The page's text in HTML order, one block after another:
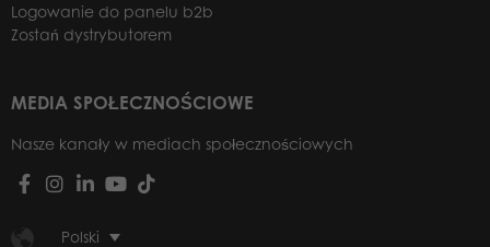
Logowanie do panelu b2b
Zostań dystrybutorem
MEDIA SPOŁECZNOŚCIOWE
Nasze kanały w mediach społecznościowych
Polski